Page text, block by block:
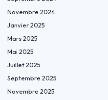
Novembre 2024
Janvier 2025
Mars 2025
Mai 2025
Juillet 2025
Septembre 2025
Novembre 2025